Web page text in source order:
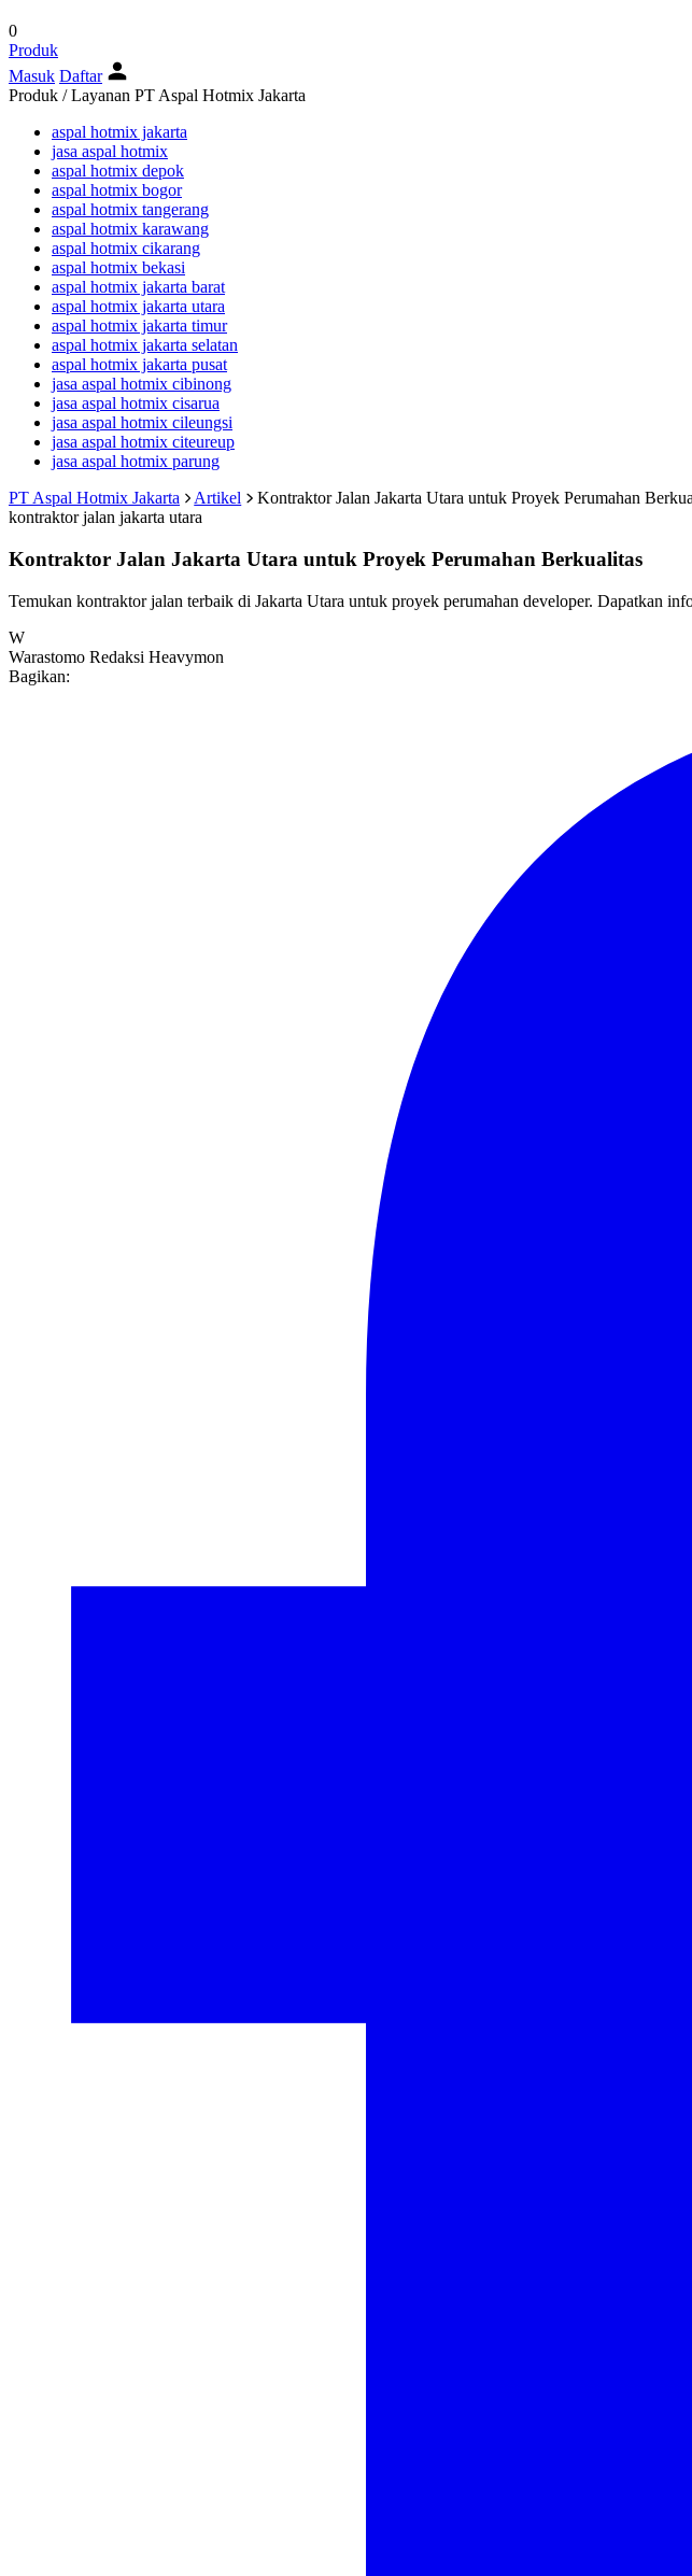
0
Produk
Masuk Daftar
Produk / Layanan PT Aspal Hotmix Jakarta
aspal hotmix jakarta
jasa aspal hotmix
aspal hotmix depok
aspal hotmix bogor
aspal hotmix tangerang
aspal hotmix karawang
aspal hotmix cikarang
aspal hotmix bekasi
aspal hotmix jakarta barat
aspal hotmix jakarta utara
aspal hotmix jakarta timur
aspal hotmix jakarta selatan
aspal hotmix jakarta pusat
jasa aspal hotmix cibinong
jasa aspal hotmix cisarua
jasa aspal hotmix cileungsi
jasa aspal hotmix citeureup
jasa aspal hotmix parung
PT Aspal Hotmix Jakarta
Artikel Kontraktor Jalan Jakarta Utara untuk Proyek Perumahan
kontraktor jalan jakarta utara
Kontraktor Jalan Jakarta Utara untuk Proyek Perumahan Berkualitas
Temukan kontraktor jalan terbaik di Jakarta Utara untuk proyek perumahan developer. Dapatkan
W
Warastomo Redaksi Heavymon
Bagikan: